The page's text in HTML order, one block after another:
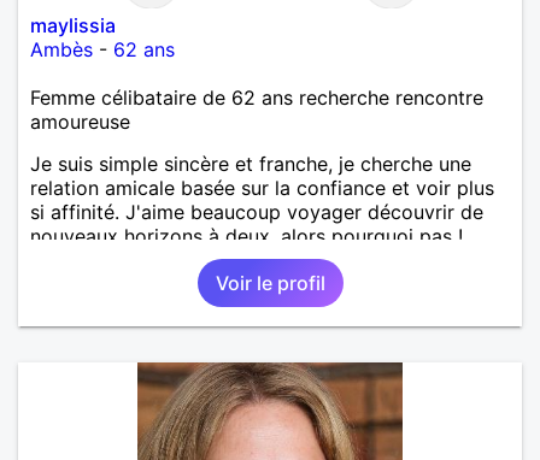
maylissia
Ambès - 62 ans
Femme célibataire de 62 ans recherche rencontre
amoureuse
Je suis simple sincère et franche, je cherche une
relation amicale basée sur la confiance et voir plus
si affinité. J'aime beaucoup voyager découvrir de
nouveaux horizons à deux, alors pourquoi pas !
Voir le profil